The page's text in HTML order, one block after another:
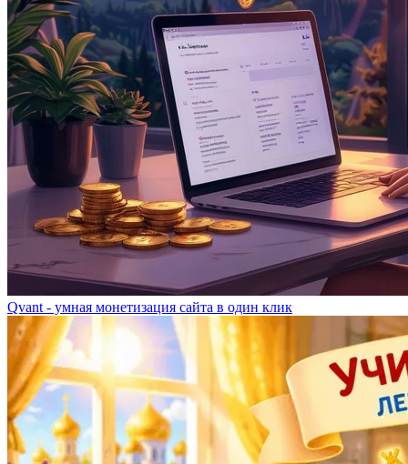
Qvant - умная монетизация сайта в один клик